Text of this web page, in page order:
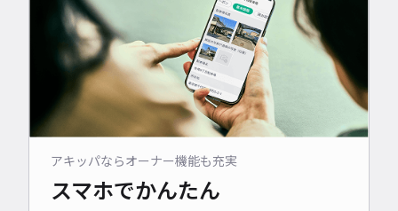
アキッパならオーナー機能も充実
スマホでかんたん